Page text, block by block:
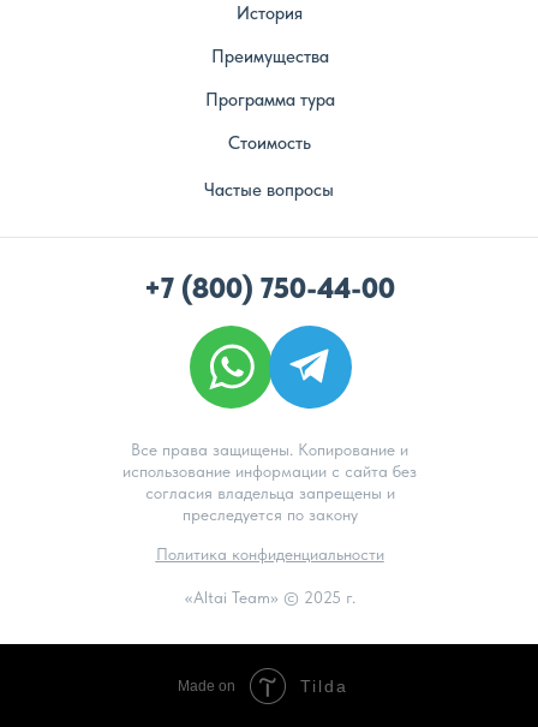
Политика конфиденциальности
История
Преимущества
Программа тура
Стоимость
+7 (800) 750-44-00
Частые вопросы
Все права защищены. Копирование и
использование информации с сайта без
согласия владельца запрещены и
преследуется по закону
«Altai Team» © 2025 г.
Made on Tilda